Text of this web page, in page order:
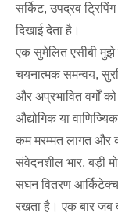
सर्किट, उपद्रव
दिखाई देता है।
एक सुमेलित एसीबी मुझे
चयनात्मक समन्वय,
और अप्रभावित वर्गों
औद्योगिक या
कम मरम्मत लागत और
संवेदनशील भार, बड़ी
सघन वितरण
रखता है। एक बार जब